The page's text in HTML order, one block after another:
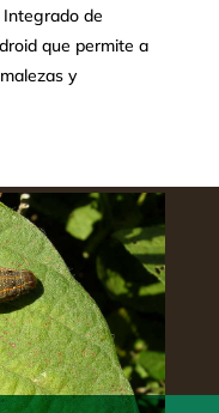
de
que permite a
y